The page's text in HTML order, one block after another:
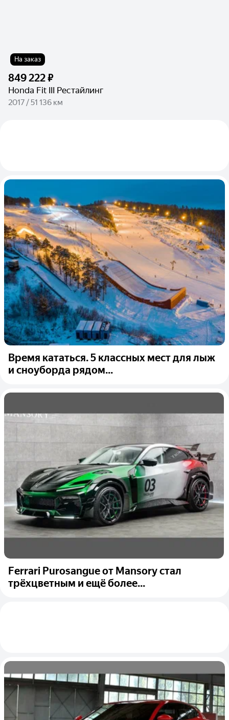
На заказ
849 222 ₽
Honda Fit III Рестайлинг
2017 / 51 136 км
Время кататься. 5 классных мест для лыж
и сноуборда рядом...
Ferrari Purosangue от Mansory стал
трёхцветным и ещё более...